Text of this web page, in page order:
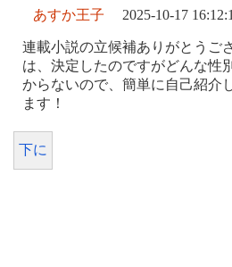
あすか王子 2025-10-17
連載小説の立候補ありがとうご
は、決定したのですがどんな性
からないので、簡単に自己紹介
ます！
下に